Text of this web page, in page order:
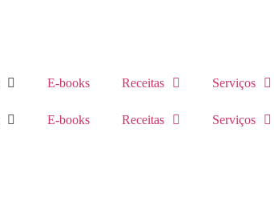
E-books Receitas Serviços
E-books Receitas Serviços